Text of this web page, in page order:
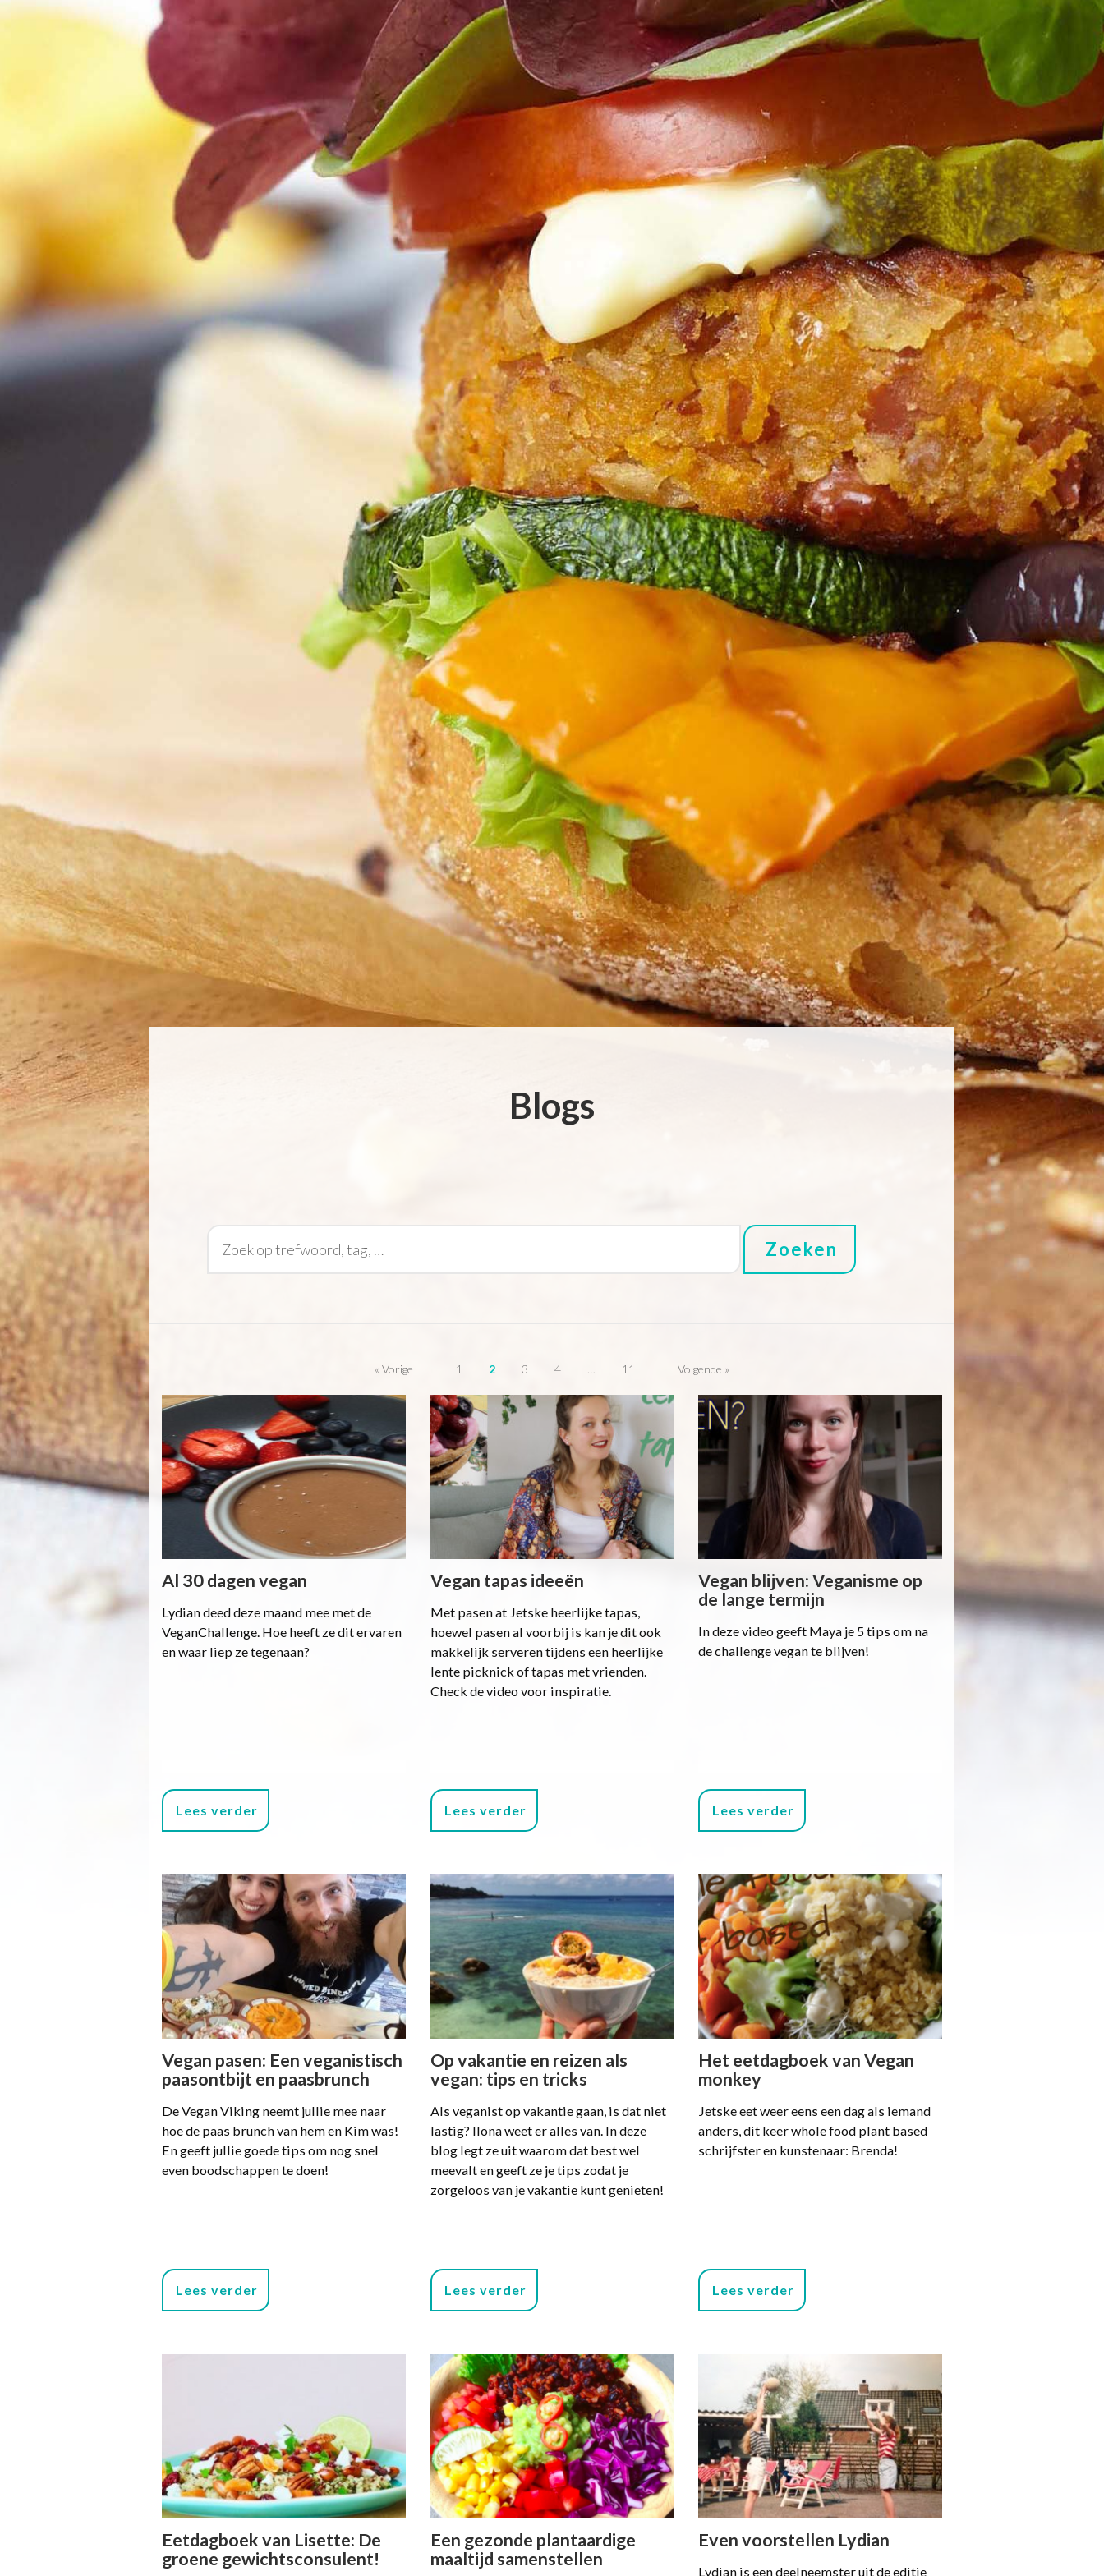
Blogs
« Vorige 1 2 3 4 … 11 Volgende »
Al 30 dagen vegan
Lydian deed deze maand mee met de
VeganChallenge. Hoe heeft ze dit ervaren
en waar liep ze tegenaan?
Lees verder
Vegan tapas ideeën
Met pasen at Jetske heerlijke tapas,
hoewel pasen al voorbij is kan je dit ook
makkelijk serveren tijdens een heerlijke
lente picknick of tapas met vrienden.
Check de video voor inspiratie.
Lees verder
Vegan blijven: Veganisme op
de lange termijn
In deze video geeft Maya je 5 tips om na
de challenge vegan te blijven!
Lees verder
Vegan pasen: Een veganistisch
paasontbijt en paasbrunch
De Vegan Viking neemt jullie mee naar
hoe de paas brunch van hem en Kim was!
En geeft jullie goede tips om nog snel
even boodschappen te doen!
Lees verder
Op vakantie en reizen als
vegan: tips en tricks
Als veganist op vakantie gaan, is dat niet
lastig? Ilona weet er alles van. In deze
blog legt ze uit waarom dat best wel
meevalt en geeft ze je tips zodat je
zorgeloos van je vakantie kunt genieten!
Lees verder
Het eetdagboek van Vegan
monkey
Jetske eet weer eens een dag als iemand
anders, dit keer whole food plant based
schrijfster en kunstenaar: Brenda!
Lees verder
Eetdagboek van Lisette: De
groene gewichtsconsulent!
Een gezonde plantaardige
maaltijd samenstellen
Even voorstellen Lydian
Lydian is een deelneemster uit de editie